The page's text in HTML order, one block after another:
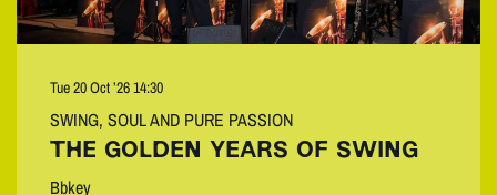
THE GOLDEN YEARS OF SWING
Bbkey
SWING, SOUL AND PURE PASSION
Tue 20 Oct ’2614:30